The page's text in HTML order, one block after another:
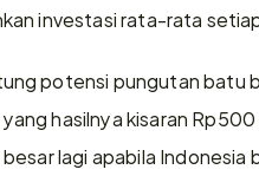
investasi rata-rata
potensi pungutan batu
hasilnya kisaran
lagi apabila